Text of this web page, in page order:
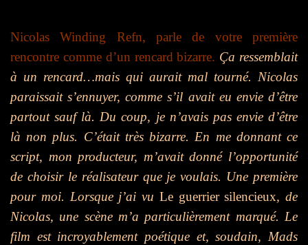
Nicolas Winding Refn, parle de votre première
rencontre comme d’un rencard bizarre. Ça ressemblait
à un rencard…mais qui aurait mal tourné. Nicolas
paraissait s’ennuyer, comme s’il avait eu envie d’être
partout sauf là. Du coup, je n’avais pas envie d’être
là non plus. C’était très bizarre. En me donnant ce
script, mon producteur, m’avait donné l’opportunité
de choisir le réalisateur que je voulais. Une première
pour moi. Lorsque j’ai vu Le guerrier silencieux, de
Nicolas, une scène m’a particulièrement marqué. Le
film est incroyablement poétique et, soudain, Mads